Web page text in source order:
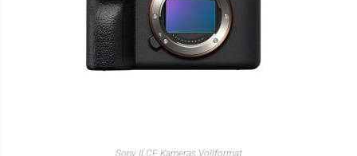
IN DEN WARENKORB
Sony ILCE Kameras Vollformat